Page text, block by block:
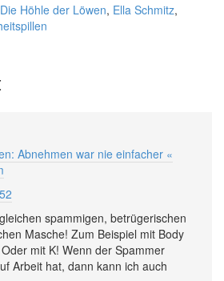
Die Höhle der Löwen, Ella Schmitz,
Abnehmen war nie einfacher «
spammigen, betrügerischen
Masche! Zum Beispiel mit Body
mit K! Wenn der Spammer
Arbeit hat, dann kann ich auch